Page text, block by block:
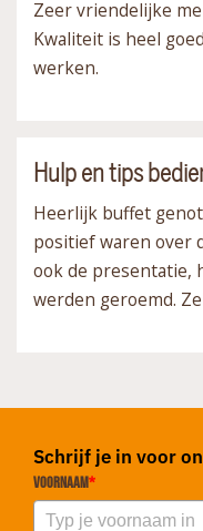
Zeer vriendelijke
Kwaliteit is heel
werken.
Hulp en tips
Heerlijk buffet
positief waren over
ook de presentatie,
werden geroemd.
Schrijf je in voor
Voornaam*